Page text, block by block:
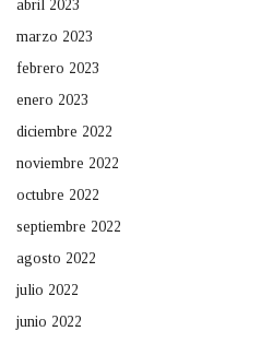
abril 2023
marzo 2023
febrero 2023
enero 2023
diciembre 2022
noviembre 2022
octubre 2022
septiembre 2022
agosto 2022
julio 2022
junio 2022